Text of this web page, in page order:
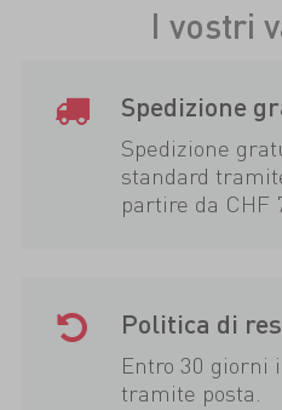
I vostri
Spedizione
Spedizione
standard
partire da CHF
Politica di
Entro 30
tramite posta.